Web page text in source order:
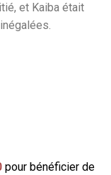
et Kaiba était
pour bénéficier de